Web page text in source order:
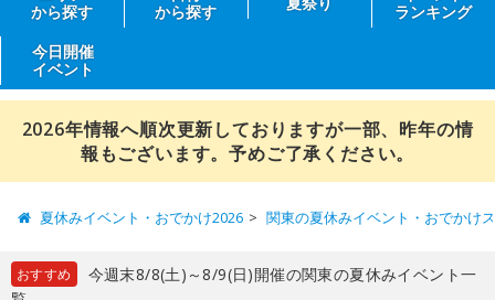
から探す
から探す
ランキング
今日開催
イベント
2026年情報へ順次更新しておりますが一部、昨年の情
報もございます。予めご了承ください。
夏休みイベント・おでかけ2026 関東の夏休みイベント・おでかけ
おすすめ
今週末8/8(土)～8/9(日)開催の関東の夏休みイベント一